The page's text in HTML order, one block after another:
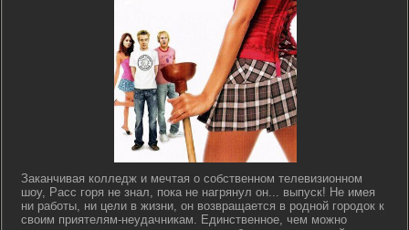
Заканчивая колледж и мечтая о собственном телевизионном
шоу, Расс горя не знал, пока не нагрянул он... выпуск! Не имея
ни работы, ни цели в жизни, он возвращается в родной городок к
своим приятелям-неудачникам. Единственное, чем можно